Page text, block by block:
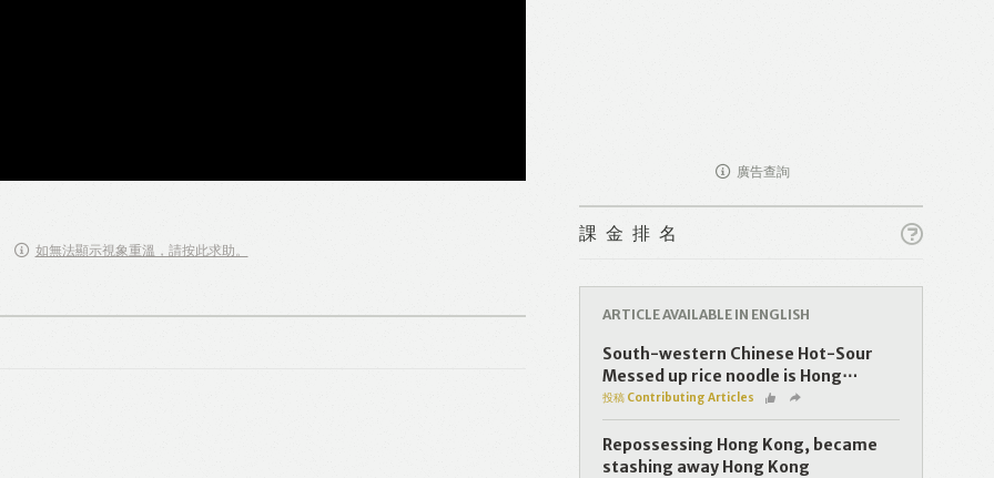
如無法顯示視象重溫，請按此求助。
廣告查詢
課金排名
ARTICLE AVAILABLE IN ENGLISH
South-western Chinese Hot-Sour
Messed up rice noodle is Hong⋯
投稿 Contributing Articles
Repossessing Hong Kong, became
stashing away Hong Kong